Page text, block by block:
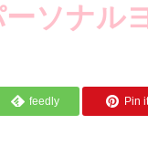
ソナル
feedly Pin it